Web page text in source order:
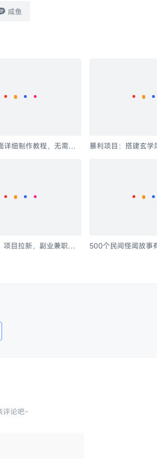
咸鱼
详细制作教程，无需
暴利项目：搭建玄学
项目拉新，副业兼职必
500个民间怪闻故事
评论吧~